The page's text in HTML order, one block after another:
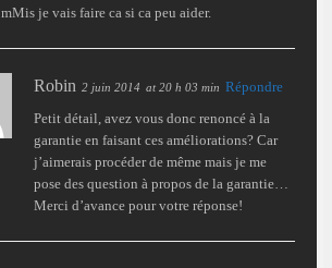
mMis je vais faire ca si ca peu aider.
Robin 2 juin 2014 at 20 h 03 min Répondre
Petit détail, avez vous donc renoncé à la
garantie en faisant ces améliorations? Car
j’aimerais procéder de même mais je me
pose des question à propos de la garantie…
Merci d’avance pour votre réponse!